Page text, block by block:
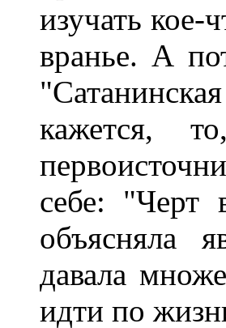
изучать кое-
вранье. А
кажется,
себе: "Черт
объясняла
давала
идти по